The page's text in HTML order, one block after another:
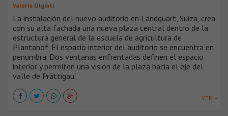
Valerio Olgiati
La instalación del nuevo auditorio en Landquart, Suiza, crea
con su alta fachada una nueva plaza central dentro de la
estructura general de la escuela de agricultura de
Plantahof. El espacio interior del auditorio se encuentra en
penumbra. Dos ventanas enfrentadas definen el espacio
interior y permiten una visión de la plaza hacia el eje del
valle de Prättigau.
VER +